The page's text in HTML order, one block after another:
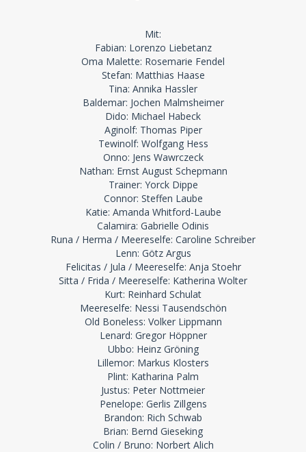
Mit:
Fabian: Lorenzo Liebetanz
Oma Malette: Rosemarie Fendel
Stefan: Matthias Haase
Tina: Annika Hassler
Baldemar: Jochen Malmsheimer
Dido: Michael Habeck
Aginolf: Thomas Piper
Tewinolf: Wolfgang Hess
Onno: Jens Wawrczeck
Nathan: Ernst August Schepmann
Trainer: Yorck Dippe
Connor: Steffen Laube
Katie: Amanda Whitford-Laube
Calamira: Gabrielle Odinis
Runa / Herma / Meereselfe: Caroline Schreiber
Lenn: Götz Argus
Felicitas / Jula / Meereselfe: Anja Stoehr
Sitta / Frida / Meereselfe: Katherina Wolter
Kurt: Reinhard Schulat
Meereselfe: Nessi Tausendschön
Old Boneless: Volker Lippmann
Lenard: Gregor Höppner
Ubbo: Heinz Gröning
Lillemor: Markus Klosters
Plint: Katharina Palm
Justus: Peter Nottmeier
Penelope: Gerlis Zillgens
Brandon: Rich Schwab
Brian: Bernd Gieseking
Colin / Bruno: Norbert Alich